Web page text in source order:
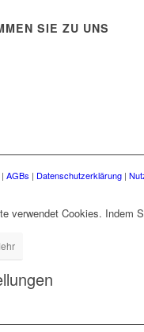
SIE ZU UNS
| AGBs | Datenschutzerklärung |
verwendet Cookies. Indem